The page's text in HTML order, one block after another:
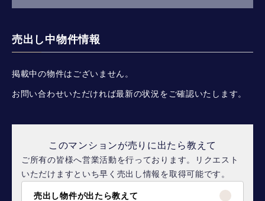
売出し中物件情報
掲載中の物件はございません。
お問い合わせいただければ最新の状況をご確認いたします。
このマンションが売りに出たら教えて
ご所有の皆様へ営業活動を行っております。リクエスト
いただけますといち早く売出し情報を取得可能です。
売出し物件が出たら教えて